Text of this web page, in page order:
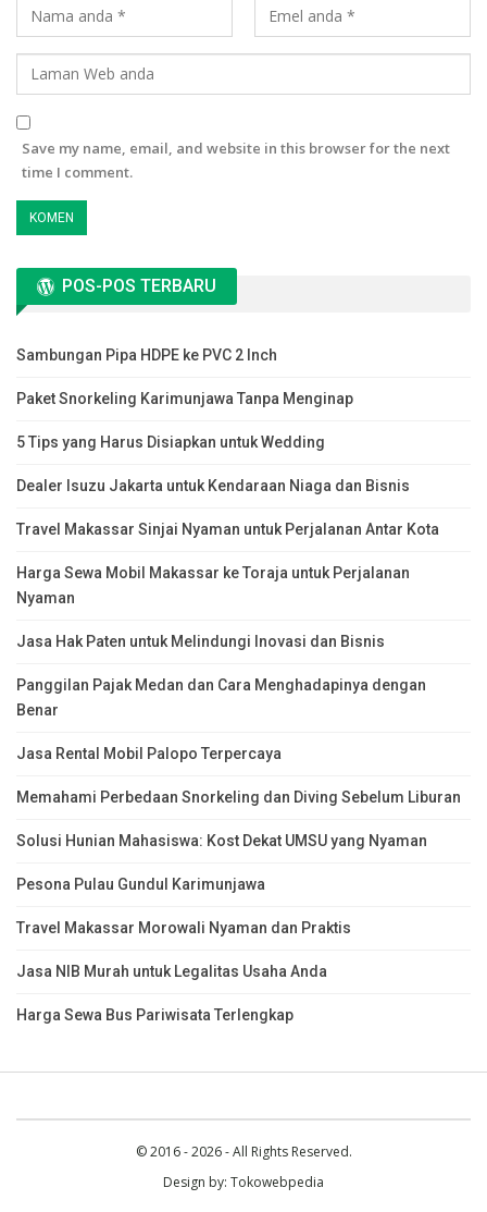
Save my name, email, and website in this browser for the next
time I comment.
POS-POS TERBARU
Sambungan Pipa HDPE ke PVC 2 Inch
Paket Snorkeling Karimunjawa Tanpa Menginap
5 Tips yang Harus Disiapkan untuk Wedding
Dealer Isuzu Jakarta untuk Kendaraan Niaga dan Bisnis
Travel Makassar Sinjai Nyaman untuk Perjalanan Antar Kota
Harga Sewa Mobil Makassar ke Toraja untuk Perjalanan
Nyaman
Jasa Hak Paten untuk Melindungi Inovasi dan Bisnis
Panggilan Pajak Medan dan Cara Menghadapinya dengan
Benar
Jasa Rental Mobil Palopo Terpercaya
Memahami Perbedaan Snorkeling dan Diving Sebelum Liburan
Solusi Hunian Mahasiswa: Kost Dekat UMSU yang Nyaman
Pesona Pulau Gundul Karimunjawa
Travel Makassar Morowali Nyaman dan Praktis
Jasa NIB Murah untuk Legalitas Usaha Anda
Harga Sewa Bus Pariwisata Terlengkap
© 2016 - 2026 - All Rights Reserved.
Design by: Tokowebpedia